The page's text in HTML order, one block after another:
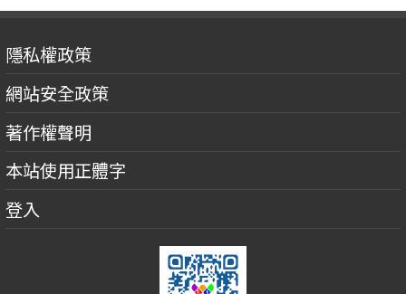
隱私權政策
網站安全政策
著作權聲明
本站使用正體字
登入